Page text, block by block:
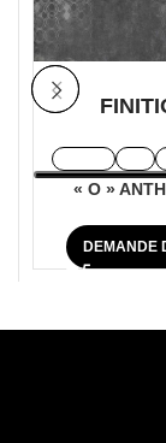
« O »
DEMANDE